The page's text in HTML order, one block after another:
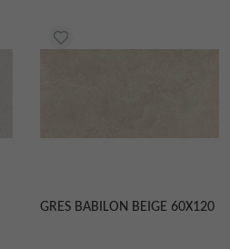
GRES BABILON BEIGE 60X120